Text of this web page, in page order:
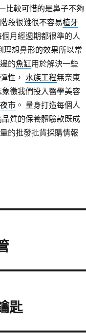
比較可惜的是鼻子不夠
段很難很不容易植牙
月經週期都很準的人
理想鼻形的效果所以常
的魚缸用於解決一些
性， 水族工程無奈東
徵我們投入醫學美容
市。 量身打造每個人
質的保養體驗款既成
量的批發批貨採購情報
匙